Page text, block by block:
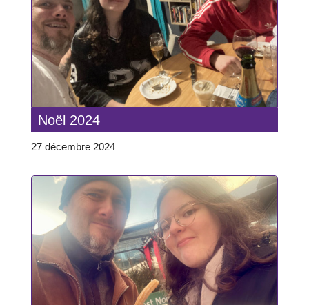
Noël 2024
27 décembre 2024